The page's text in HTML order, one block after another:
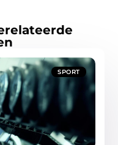
SPORT